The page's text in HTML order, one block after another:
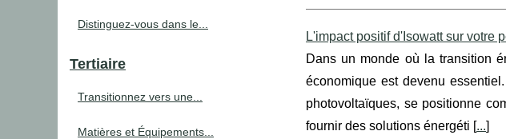
L'impact positif d'Isowatt sur votre
Dans un monde où la transition
économique est devenu essentiel.
photovoltaïques, se positionne
fournir des solutions énergéti [...]
Distinguez-vous dans le...
Tertiaire
Transitionnez vers une...
Matières et Équipements...